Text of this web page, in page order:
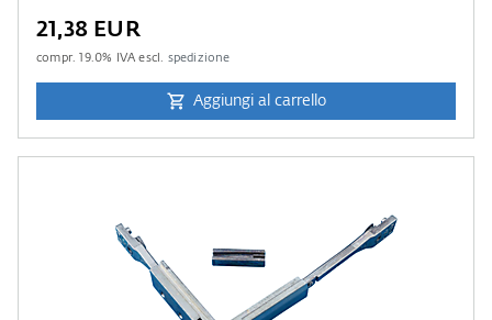
21,38 EUR
compr.19.0% IVA escl. spedizione
Aggiungi al carrello